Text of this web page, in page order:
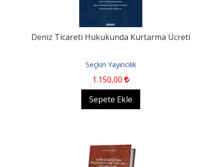
Deniz Ticareti Hukukunda Kurtarma Ücreti
Seçkin Yayıncılık
1.150,00
Sepete Ekle